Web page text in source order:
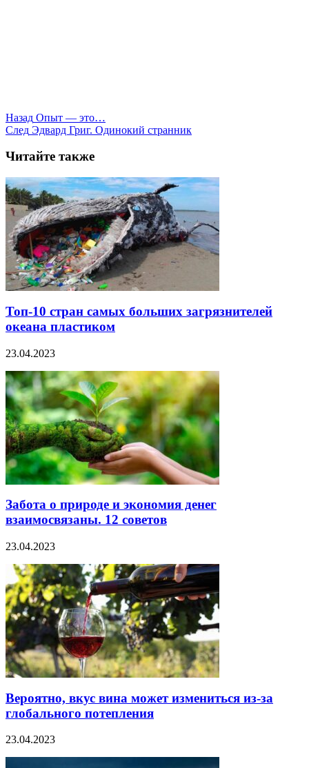
Назад Опыт — это…
След Эдвард Григ. Одинокий странник
Читайте также
Топ-10 стран самых больших загрязнителей
океана пластиком
23.04.2023
Забота о природе и экономия денег
взаимосвязаны. 12 советов
23.04.2023
Вероятно, вкус вина может измениться из-за
глобального потепления
23.04.2023